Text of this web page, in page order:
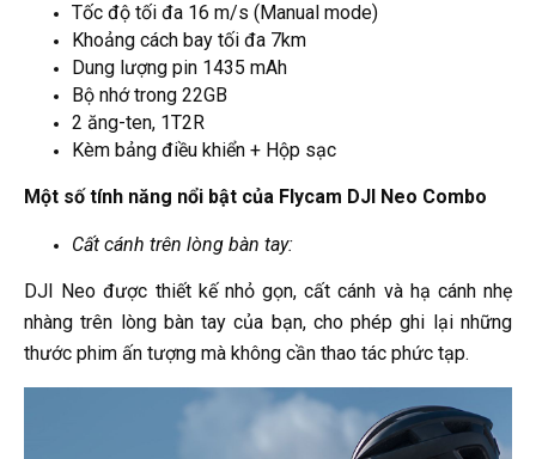
Tốc độ tối đa 16 m/s (Manual mode)
Khoảng cách bay tối đa 7km
Dung lượng pin 1435 mAh
Bộ nhớ trong 22GB
2 ăng-ten, 1T2R
Kèm bảng điều khiển + Hộp sạc
Một số tính năng nổi bật của Flycam DJI Neo Combo
Cất cánh trên lòng bàn tay:
DJI Neo được thiết kế nhỏ gọn, cất cánh và hạ cánh nhẹ
nhàng trên lòng bàn tay của bạn, cho phép ghi lại những
thước phim ấn tượng mà không cần thao tác phức tạp.